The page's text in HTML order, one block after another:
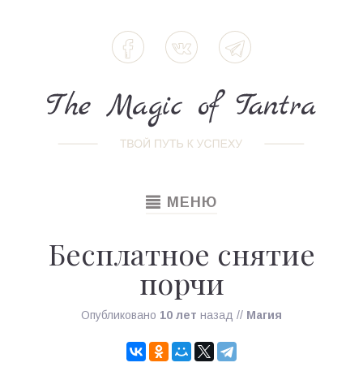
TOGGLE
МЕНЮ
Бесплатное снятие
порчи
Опубликовано 10 лет назад // Магия